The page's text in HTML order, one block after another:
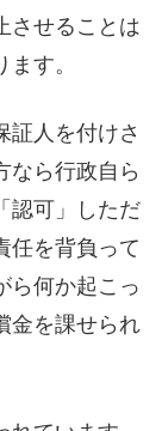
させることは
す。
証人を付けさ
なら行政自ら
認可」しただ
任を背負って
ら何か起こっ
金を課せられ